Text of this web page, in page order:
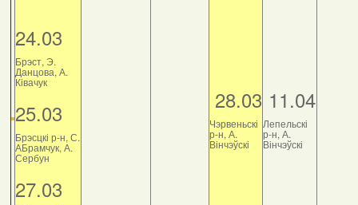
24.03
Брэст, Э.
Данцова, А.
Ківачук
25.03
Брэсцкі р-н, С.
АБрамчук, А.
Сербун
27.03
28.03
Чэрвеньскі
р-н, А.
Вінчэўскі
11.04
Лепельскі
р-н, А.
Вінчэўскі